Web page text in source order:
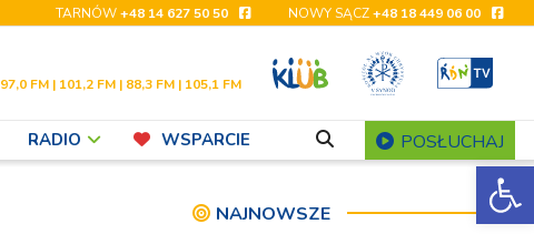
TARNÓW+48 14 627 50 50 NOWY SĄCZ+48 18 449 06 00
FM | 101,2 FM | 88,3 FM | 105,1 FM
RADIO WSPARCIE POSŁUCHAJ
NAJNOWSZE